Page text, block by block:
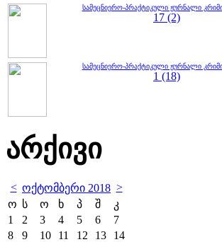
სამეცნიერო-პრაქტიკული ჟურნალი
17 (2)
სამეცნიერო-პრაქტიკული ჟურნალი
1 (18)
არქივი
< ოქტომბერი 2018 >
ო ს ო ხ პ შ
კ
1
2 3 4 5 6
7
8
9 10 11 12 13
14